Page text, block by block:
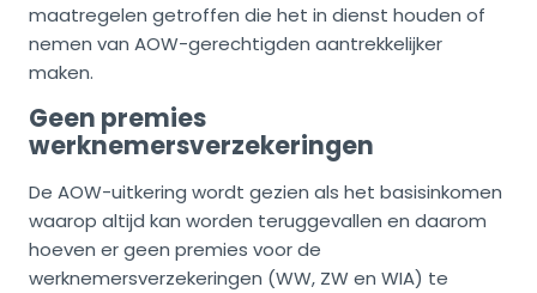
maatregelen getroffen die het in dienst houden of
nemen van AOW-gerechtigden aantrekkelijker
maken.
Geen premies
werknemersverzekeringen
De AOW-uitkering wordt gezien als het basisinkomen
waarop altijd kan worden teruggevallen en daarom
hoeven er geen premies voor de
werknemersverzekeringen (WW, ZW en WIA) te